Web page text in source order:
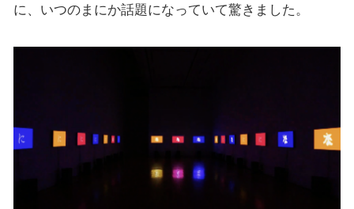
に、いつのまにか話題になっていて驚きました。